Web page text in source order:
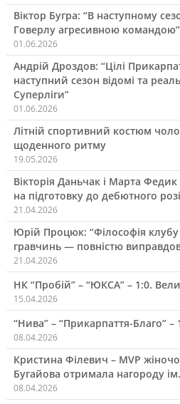
Віктор Бугра: “В наступному
Говерлу агресивною командою”
01.06.2026
Андрій Дроздов: “Цілі
наступний сезон відомі та
Суперліги”
01.06.2026
Літній спортивний костюм
щоденного ритму
19.05.2026
Вікторія Даньчак і Марта Федик
на підготовку до дебютного
21.04.2026
Юрій Процюк: “Філософія
гравчинь — повністю
21.04.2026
НК “Пробій” – “ЮКСА” – 1:0.
15.04.2026
“Нива” – “Прикарпаття-Благо” –
08.04.2026
Кристина Філевич – MVP
Бугайова отримала нагороду
08.04.2026